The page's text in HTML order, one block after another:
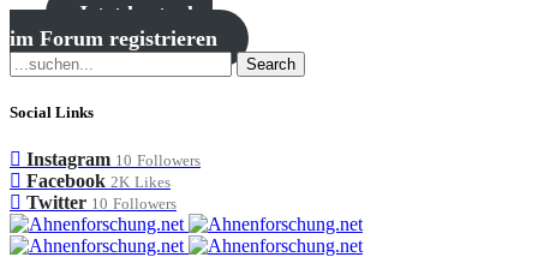
Jetzt kostenlos
im Forum registrieren
Search
Social Links
Instagram 10 Followers
Facebook 2K Likes
Twitter 10 Followers